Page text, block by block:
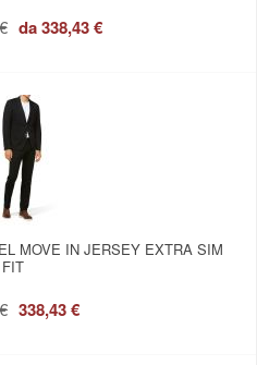
da338,43 €
MOVE IN JERSEY EXTRA SIM
FIT
338,43 €